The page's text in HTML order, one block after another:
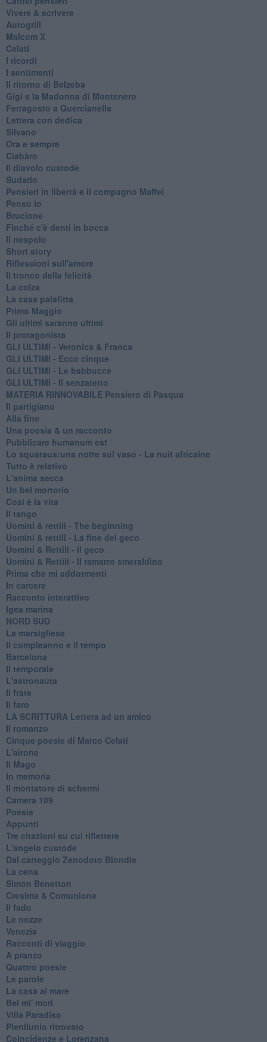
Vivere & scrivere
Autogrill
Malcom X
Celati
I ricordi
I sentimenti
Il ritorno di Belzeba
Gigi e la Madonna di Montenero
Ferragosto a Quercianella
Lettera con dedica
Silvano
Ora e sempre
Ciabàro
Il diavolo custode
Sudario
Pensieri in libertà e il compagno Maffei
Penso io
Brucione
Finché c'è denti in bocca
Il nespolo
Short story
Riflessioni sull'amore
Il tronco della felicità
La colza
La casa palafitta
Primo Maggio
Gli ultimi saranno ultimi
Il protagonista
GLI ULTIMI - Veronica & Franca
GLI ULTIMI - Ecco cinque
GLI ULTIMI - Le babbucce
GLI ULTIMI - Il senzatetto
MATERIA RINNOVABILE Pensiero di Pasqua
Il partigiano
Alla fine
Una poesia & un racconto
Pubblicare humanum est
Lo squaraus:una notte sul vaso - La nuit africaine
Tutto è relativo
L'anima secca
Un bel mortorio
Cosi è la vita
Il tango
​Uomini & rettili - The beginning
​Uomini & rettili - La fine del geco
Uomini & Rettili - Il geco
Uomini & Rettili - Il ramarro smeraldino
Prima che mi addormenti
In carcere
Racconto interattivo
Igea marina
​NORD SUD
La marsigliese
Il compleanno e il tempo
Barcelona
Il temporale
L'astronauta
Il frate
Il faro
​LA SCRITTURA Lettera ad un amico
Il romanzo
Cinque poesie di Marco Celati
L'airone
Il Mago
In memoria
Il montatore di schermi
Camera 109
Poesie
Appunti
Tre citazioni su cui riflettere
L'angelo custode
Dal carteggio Zenodoto Blondie
La cena
Simon Benetton
Cresima & Comunione
Il fado
Le nozze
Venezia
Racconti di viaggio
A pranzo
Quattro poesie
Le parole
La casa al mare
Bel mi' morì
Villa Paradiso
Plenilunio ritrovato
Coincidenze e Lorenzana